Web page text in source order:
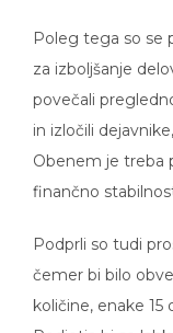
za izboljšanje
povečali
in izločili
Obenem je treba
finančno stabilnost.
čemer bi bilo
količine, enake
Podjetja bi se